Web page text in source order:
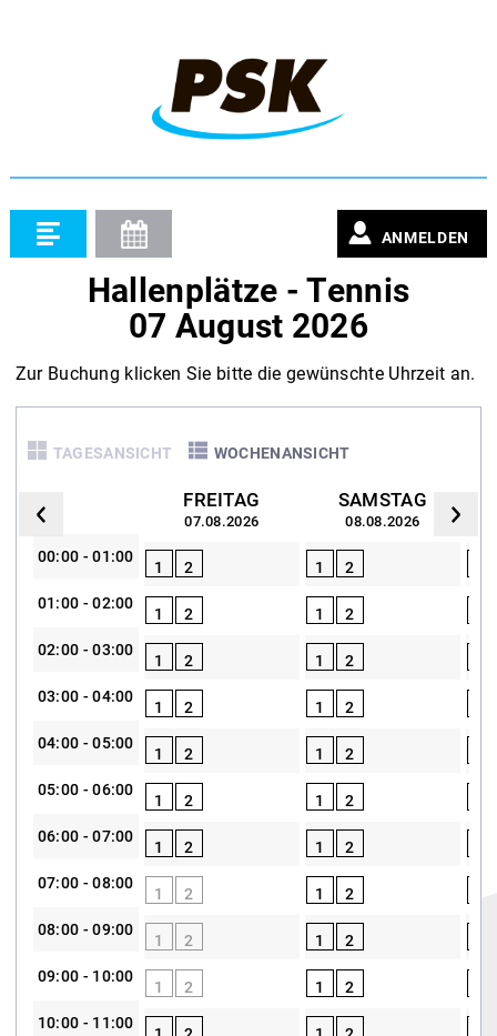
ANMELDEN
Hallenplätze - Tennis
07 August 2026
Zur Buchung klicken Sie bitte die gewünschte Uhrzeit an.
TAGESANSICHT WOCHENANSICHT
00:00 - 01:00
01:00 - 02:00
02:00 - 03:00
03:00 - 04:00
04:00 - 05:00
05:00 - 06:00
06:00 - 07:00
07:00 - 08:00
08:00 - 09:00
09:00 - 10:00
10:00 - 11:00
FREITAG
07.08.2026
SAMSTAG
08.08.2026
1 2 1 2
1 2 1 2
1 2 1 2
1 2 1 2
1 2 1 2
1 2 1 2
1 2 1 2
1 2 1 2
1 2 1 2
1 2 1 2